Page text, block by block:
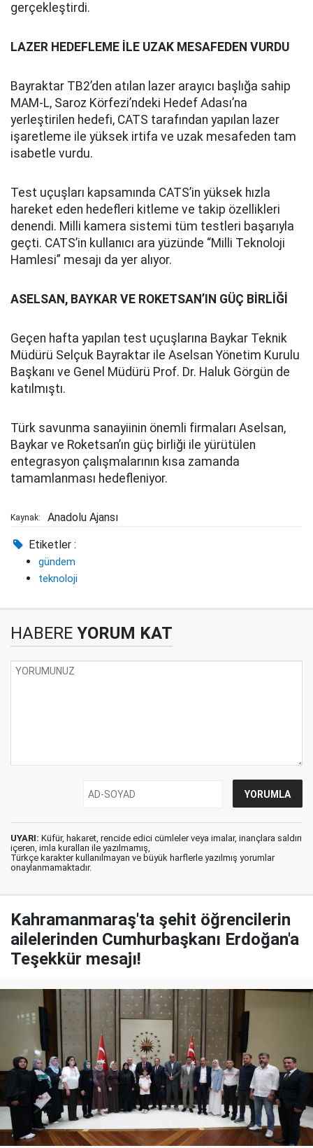
gerçekleştirdi.
LAZER HEDEFLEME İLE UZAK MESAFEDEN VURDU
Bayraktar TB2’den atılan lazer arayıcı başlığa sahip
MAM-L, Saroz Körfezi’ndeki Hedef Adası’na
yerleştirilen hedefi, CATS tarafından yapılan lazer
işaretleme ile yüksek irtifa ve uzak mesafeden tam
isabetle vurdu.
Test uçuşları kapsamında CATS’in yüksek hızla
hareket eden hedefleri kitleme ve takip özellikleri
denendi. Milli kamera sistemi tüm testleri başarıyla
geçti. CATS’in kullanıcı ara yüzünde “Milli Teknoloji
Hamlesi” mesajı da yer alıyor.
ASELSAN, BAYKAR VE ROKETSAN’IN GÜÇ BİRLİĞİ
Geçen hafta yapılan test uçuşlarına Baykar Teknik
Müdürü Selçuk Bayraktar ile Aselsan Yönetim Kurulu
Başkanı ve Genel Müdürü Prof. Dr. Haluk Görgün de
katılmıştı.
Türk savunma sanayiinin önemli firmaları Aselsan,
Baykar ve Roketsan’ın güç birliği ile yürütülen
entegrasyon çalışmalarının kısa zamanda
tamamlanması hedefleniyor.
Kaynak: Anadolu Ajansı
Etiketler :
gündem
teknoloji
HABERE YORUM KAT
UYARI: Küfür, hakaret, rencide edici cümleler veya imalar, inançlara saldırı
içeren, imla kuralları ile yazılmamış,
Türkçe karakter kullanılmayan ve büyük harflerle yazılmış yorumlar
onaylanmamaktadır.
Kahramanmaraş'ta şehit öğrencilerin
ailelerinden Cumhurbaşkanı Erdoğan'a
Teşekkür mesajı!